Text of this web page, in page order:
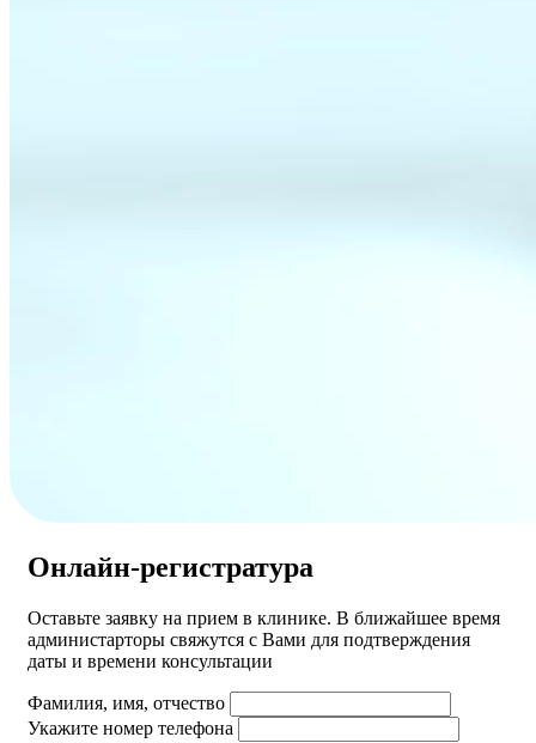
Онлайн-регистратура
Оставьте заявку на прием в клинике. В ближайшее время
администарторы свяжутся с Вами для подтверждения
даты и времени консультации
Фамилия, имя, отчество
Укажите номер телефона